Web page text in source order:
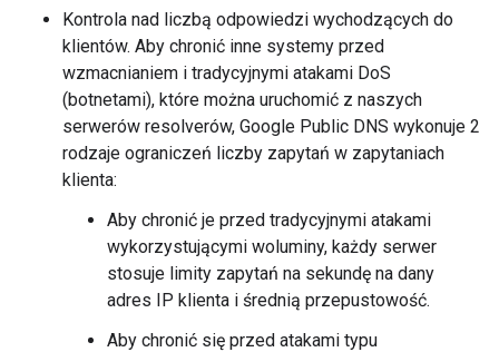
Kontrola nad liczbą odpowiedzi wychodzących do
klientów. Aby chronić inne systemy przed
wzmacnianiem i tradycyjnymi atakami DoS
(botnetami), które można uruchomić z naszych
serwerów resolverów, Google Public DNS wykonuje 2
rodzaje ograniczeń liczby zapytań w zapytaniach
klienta:
Aby chronić je przed tradycyjnymi atakami
wykorzystującymi woluminy, każdy serwer
stosuje limity zapytań na sekundę na dany
adres IP klienta i średnią przepustowość.
Aby chronić się przed atakami typu